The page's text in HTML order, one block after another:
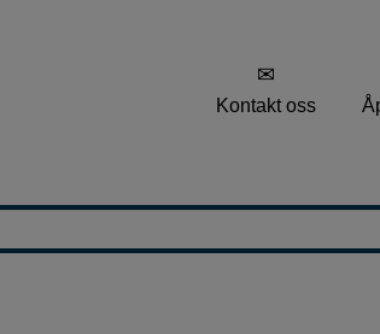
Kontakt oss